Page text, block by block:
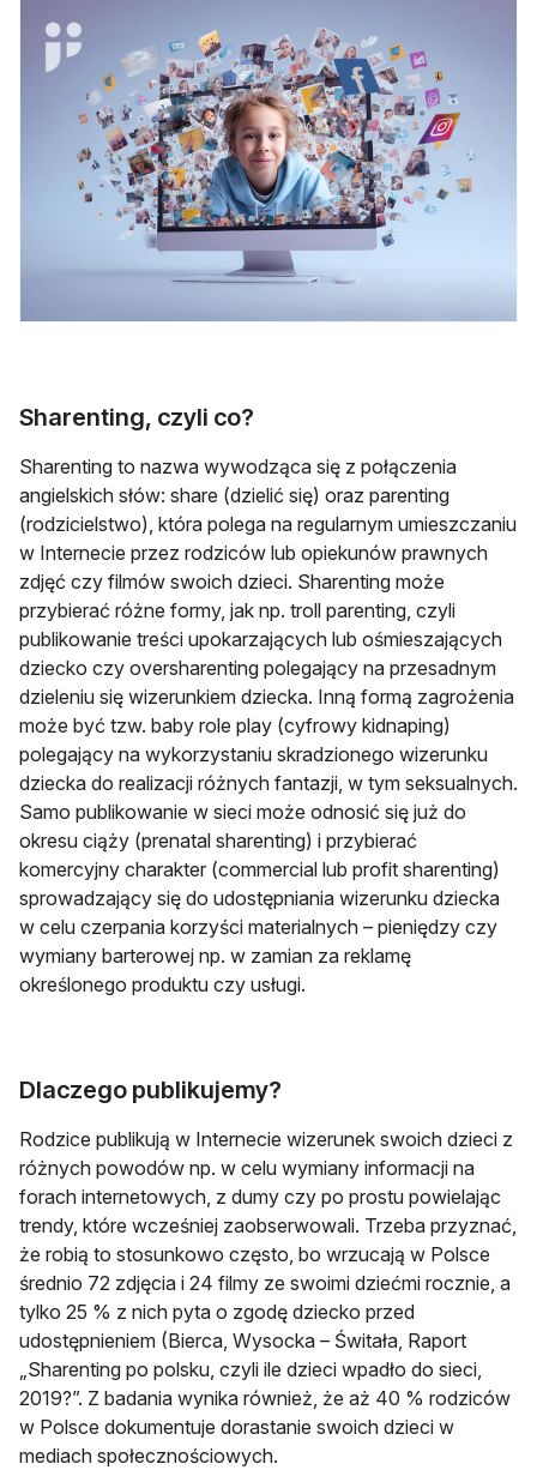
Sharenting, czyli co?
Sharenting to nazwa wywodząca się z połączenia
angielskich słów: share (dzielić się) oraz parenting
(rodzicielstwo), która polega na regularnym umieszczaniu
w Internecie przez rodziców lub opiekunów prawnych
zdjęć czy filmów swoich dzieci. Sharenting może
przybierać różne formy, jak np. troll parenting, czyli
publikowanie treści upokarzających lub ośmieszających
dziecko czy oversharenting polegający na przesadnym
dzieleniu się wizerunkiem dziecka. Inną formą zagrożenia
może być tzw. baby role play (cyfrowy kidnaping)
polegający na wykorzystaniu skradzionego wizerunku
dziecka do realizacji różnych fantazji, w tym seksualnych.
Samo publikowanie w sieci może odnosić się już do
okresu ciąży (prenatal sharenting) i przybierać
komercyjny charakter (commercial lub profit sharenting)
sprowadzający się do udostępniania wizerunku dziecka
w celu czerpania korzyści materialnych – pieniędzy czy
wymiany barterowej np. w zamian za reklamę
określonego produktu czy usługi.
Dlaczego publikujemy?
Rodzice publikują w Internecie wizerunek swoich dzieci z
różnych powodów np. w celu wymiany informacji na
forach internetowych, z dumy czy po prostu powielając
trendy, które wcześniej zaobserwowali. Trzeba przyznać,
że robią to stosunkowo często, bo wrzucają w Polsce
średnio 72 zdjęcia i 24 filmy ze swoimi dziećmi rocznie, a
tylko 25 % z nich pyta o zgodę dziecko przed
udostępnieniem (Bierca, Wysocka – Świtała, Raport
„Sharenting po polsku, czyli ile dzieci wpadło do sieci,
2019?”. Z badania wynika również, że aż 40 % rodziców
w Polsce dokumentuje dorastanie swoich dzieci w
mediach społecznościowych.